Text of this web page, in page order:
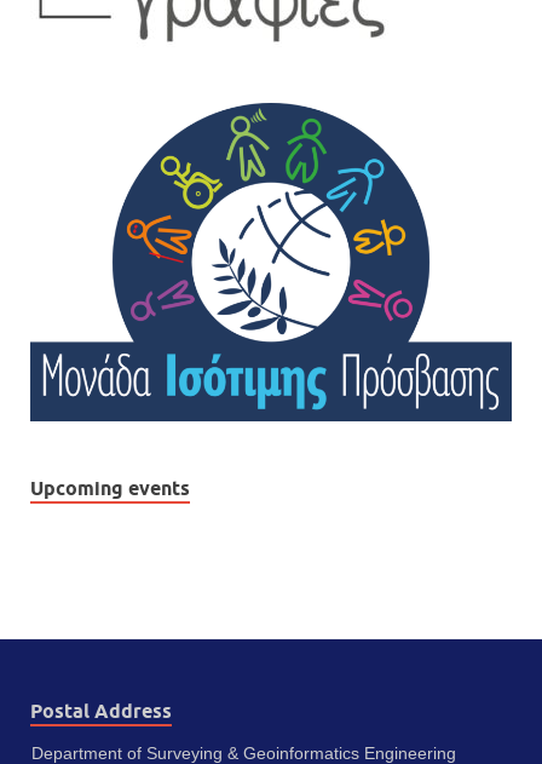
Upcoming events
Postal Address
Department of Surveying & Geoinformatics Engineering